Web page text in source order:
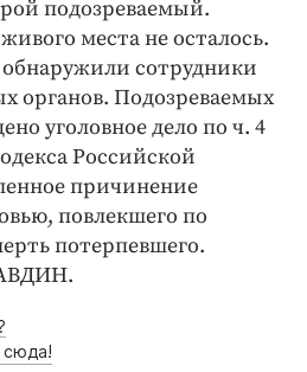
подозреваемый.
места не осталось.
сотрудники
органов. Подозреваемых
уголовное дело по ч. 4
Российской
причинение
повлекшего по
потерпевшего.
сюда!